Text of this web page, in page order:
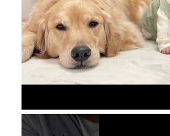
急成長の裏には豆柴とゴ
協力がありました…
2026年8月8日